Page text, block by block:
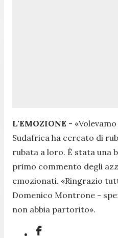
L'EMOZIONE - «
Sudafrica ha cercato di
rubata a loro. È stata una
primo commento degli
emozionati. «Ringrazio
Domenico Montrone -
non abbia partorito».